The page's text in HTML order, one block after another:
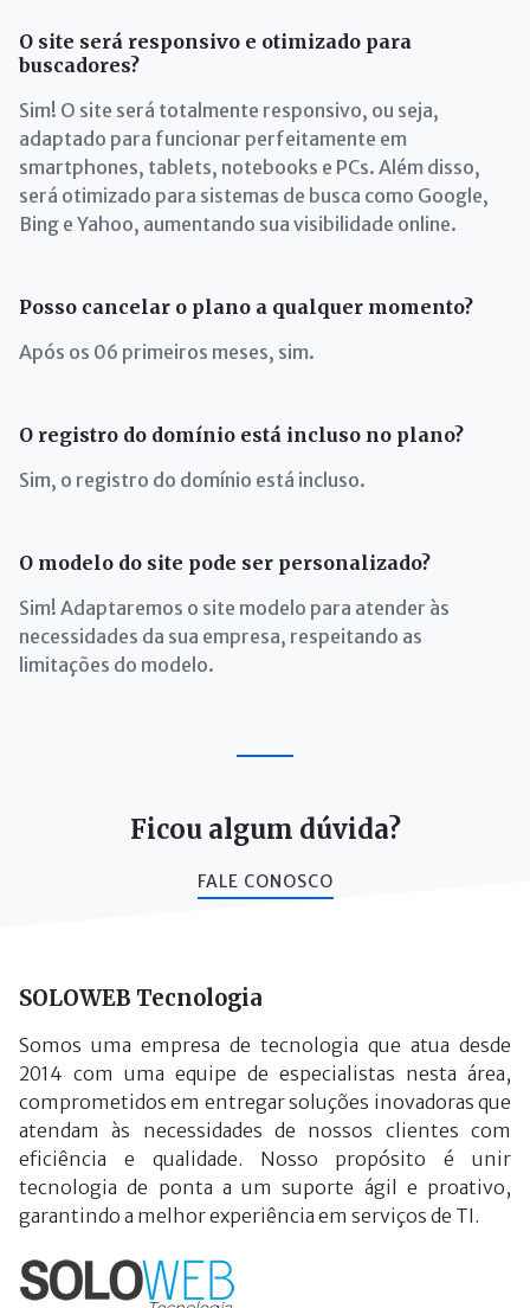
O site será responsivo e otimizado para
buscadores?
Sim! O site será totalmente responsivo, ou seja,
adaptado para funcionar perfeitamente em
smartphones, tablets, notebooks e PCs. Além disso,
será otimizado para sistemas de busca como Google,
Bing e Yahoo, aumentando sua visibilidade online.
Posso cancelar o plano a qualquer momento?
Após os 06 primeiros meses, sim.
O registro do domínio está incluso no plano?
Sim, o registro do domínio está incluso.
O modelo do site pode ser personalizado?
Sim! Adaptaremos o site modelo para atender às
necessidades da sua empresa, respeitando as
limitações do modelo.
Ficou algum dúvida?
FALE CONOSCO
SOLOWEB Tecnologia
Somos uma empresa de tecnologia que atua desde
2014 com uma equipe de especialistas nesta área,
comprometidos em entregar soluções inovadoras que
atendam às necessidades de nossos clientes com
eficiência e qualidade. Nosso propósito é unir
tecnologia de ponta a um suporte ágil e proativo,
garantindo a melhor experiência em serviços de TI.